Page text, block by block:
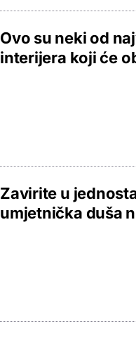
Ovo su neki od
interijera koji će
Zavirite u
umjetnička duša